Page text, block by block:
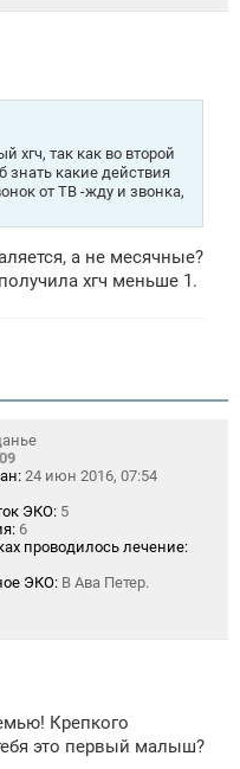
хгч, так как во второй
знать какие действия
от ТВ -жду и звонка,
а не месячные?
хгч меньше 1.
24 июн 2016, 07:54
ЭКО: 5
6
проводилось лечение:
ЭКО: В Ава Петер.
Крепкого
это первый малыш?